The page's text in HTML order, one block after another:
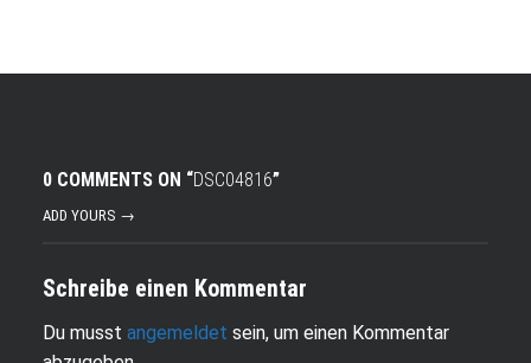
0 COMMENTS ON “DSC04816”
ADD YOURS →
Schreibe einen Kommentar
Du musst angemeldet sein, um einen Kommentar